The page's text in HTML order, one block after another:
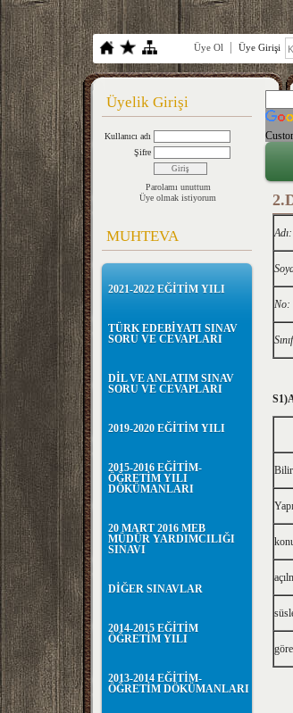
Üye Ol Üye Girişi
Üyelik Girişi
Kullanıcı adı
Şifre
Parolamı unuttum
Üye olmak istiyorum
MUHTEVA
2021-2022 EĞİTİM YILI
TÜRK EDEBİYATI SINAV
SORU VE CEVAPLARI
DİL VE ANLATIM SINAV
SORU VE CEVAPLARI
2019-2020 EĞİTİM YILI
2015-2016 EĞİTİM-
ÖĞRETİM YILI
DÖKÜMANLARI
20 MART 2016 MEB
MÜDÜR YARDIMCILIĞI
SINAVI
DİĞER SINAVLAR
2014-2015 EĞİTİM
ÖĞRETİM YILI
2013-2014 EĞİTİM-
ÖĞRETİM DÖKÜMANLARI
Adı:
No: